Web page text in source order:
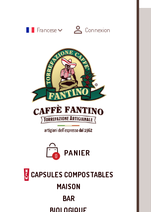
Francese  Connexion
PANIER
0
CAPSULES COMPOSTABLES
MAISON
BAR